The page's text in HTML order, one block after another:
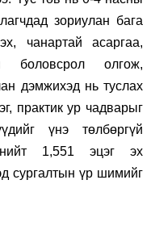
зориулан бага
чанартай асаргаа,
боловсрол олгож,
дэмжихэд нь туслах
практик ур чадварыг
үнэ төлбөргүй
нийт 1,551 эцэг эх
сургалтын үр шимийг